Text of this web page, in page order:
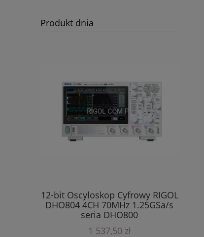
Produkt dnia
12-bit Oscyloskop Cyfrowy RIGOL
DHO804 4CH 70MHz 1.25GSa/s
seria DHO800
1 537,50 zł